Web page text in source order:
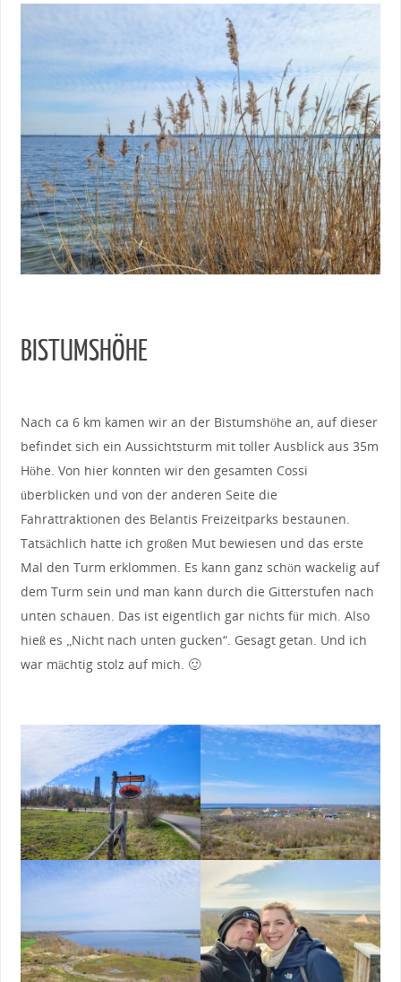
BISTUMSHÖHE
Nach ca 6 km kamen wir an der Bistumshöhe an, auf dieser
befindet sich ein Aussichtsturm mit toller Ausblick aus 35m
Höhe. Von hier konnten wir den gesamten Cossi
überblicken und von der anderen Seite die
Fahrattraktionen des Belantis Freizeitparks bestaunen.
Tatsächlich hatte ich großen Mut bewiesen und das erste
Mal den Turm erklommen. Es kann ganz schön wackelig auf
dem Turm sein und man kann durch die Gitterstufen nach
unten schauen. Das ist eigentlich gar nichts für mich. Also
hieß es „Nicht nach unten gucken“. Gesagt getan. Und ich
war mächtig stolz auf mich. 🙂